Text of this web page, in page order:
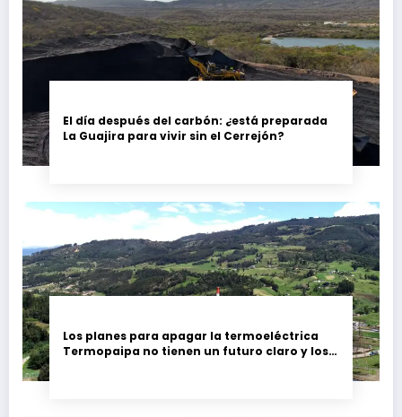
El día después del carbón: ¿está preparada
La Guajira para vivir sin el Cerrejón?
Los planes para apagar la termoeléctrica
Termopaipa no tienen un futuro claro y los